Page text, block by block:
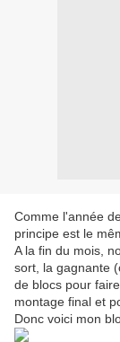
Comme l'année
principe est le
A la fin du mois,
sort, la gagnante
de blocs pour
montage final et
Donc voici mon